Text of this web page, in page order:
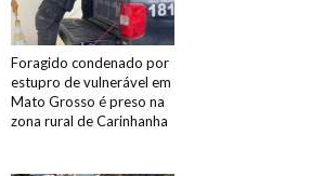
Foragido condenado por
estupro de vulnerável em
Mato Grosso é preso na
zona rural de Carinhanha